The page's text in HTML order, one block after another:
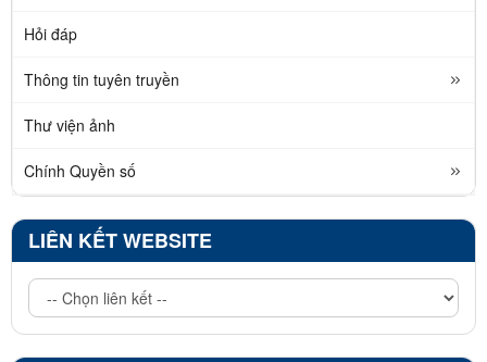
Hỏi đáp
Thông tin tuyên truyền
Thư viện ảnh
Chính Quyền số
LIÊN KẾT WEBSITE